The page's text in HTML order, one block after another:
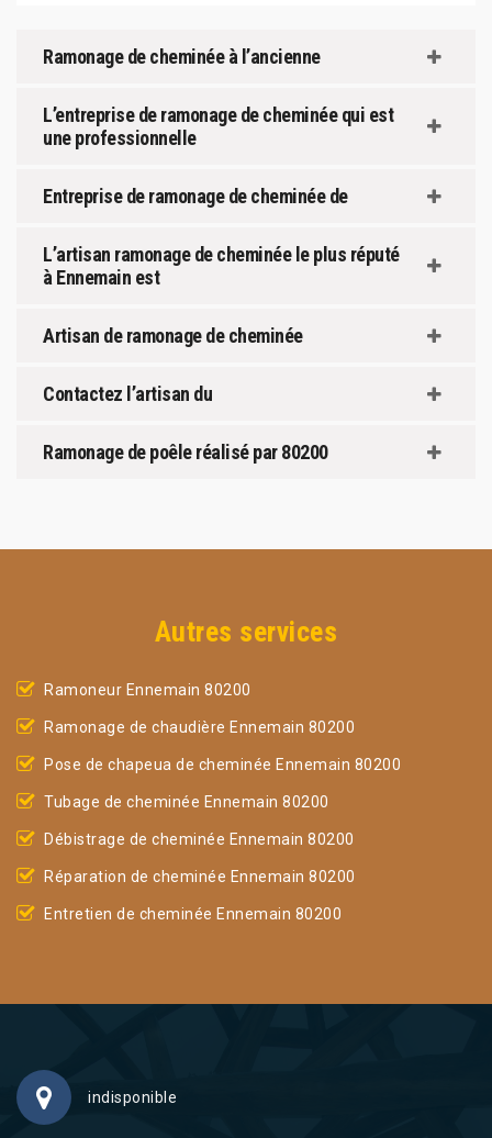
Ramonage de cheminée à l’ancienne
L’entreprise de ramonage de cheminée qui est
une professionnelle
Entreprise de ramonage de cheminée de
L’artisan ramonage de cheminée le plus réputé
à Ennemain est
Artisan de ramonage de cheminée
Contactez l’artisan du
Ramonage de poêle réalisé par 80200
Autres services
Ramoneur Ennemain 80200
Ramonage de chaudière Ennemain 80200
Pose de chapeua de cheminée Ennemain 80200
Tubage de cheminée Ennemain 80200
Débistrage de cheminée Ennemain 80200
Réparation de cheminée Ennemain 80200
Entretien de cheminée Ennemain 80200
indisponible